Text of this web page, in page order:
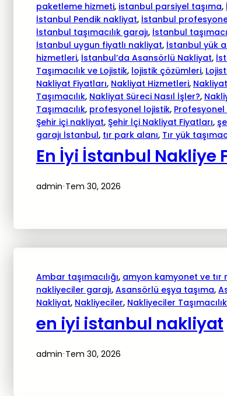
paketleme hizmeti, istanbul parsiyel taşıma,
İstanbul Pendik nakliyat, İstanbul
İstanbul taşımacılık garajı, İstanbul
İstanbul uygun fiyatlı nakliyat, İstanbul yük
hizmetleri, İstanbul’da Asansörlü Nakliyat,
Taşımacılık ve Lojistik, lojistik çözümleri,
Nakliyat Fiyatları, Nakliyat Hizmetleri,
Taşımacılık, Nakliyat Süreci Nasıl İşler?,
Taşımacılık, profesyonel lojistik, Profesyonel
Şehir içi nakliyat, Şehir İçi Nakliyat Fiyatları,
garajı İstanbul, tır park alanı, Tır yük
En İyi İstanbul Nakliye
admin· Tem 30, 2026
Ambar taşımacılığı, amyon kamyonet ve tır
nakliyeciler garajı, Asansörlü eşya taşıma,
Nakliyat, Nakliyeciler, Nakliyeciler Taşımacılık
en iyi istanbul nakliyat
admin· Tem 30, 2026